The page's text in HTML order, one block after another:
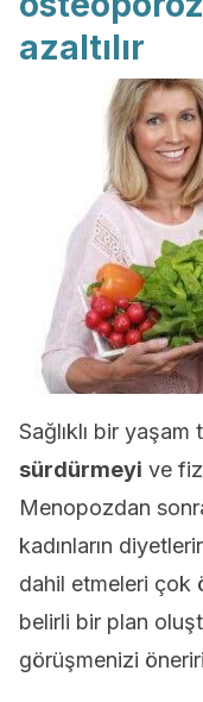
azaltılır
Sağlıklı bir yaşam
sürdürmeyi ve
Menopozdan
kadınların
dahil etmeleri çok
belirli bir plan
görüşmenizi